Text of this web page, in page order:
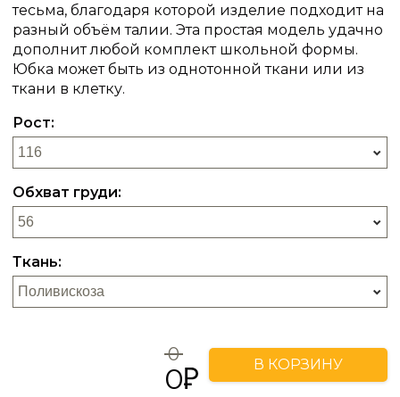
тесьма, благодаря которой изделие подходит на
разный объём талии. Эта простая модель удачно
дополнит любой комплект школьной формы.
Юбка может быть из однотонной ткани или из
ткани в клетку.
Рост:
Обхват груди:
Ткань:
0
0 В КОРЗИНУ